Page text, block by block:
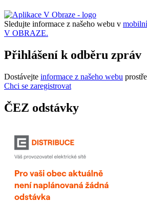
Sledujte informace z našeho webu v
V OBRAZE.
Přihlášení k odběru zpráv
Dostávejte informace z našeho webu
Chci se zaregistrovat
ČEZ odstávky